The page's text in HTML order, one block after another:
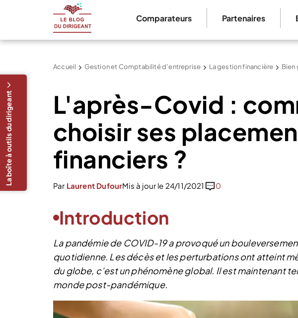
Comparateurs Partenaires
Accueil Gestion et Comptabilité d’entreprise La gestion financière Bien
L'après-Covid :
choisir ses
financiers ?
Par Laurent DufourMis à jour le 24/11/2021 0
Introduction
La pandémie de COVID-19 a provoqué un
quotidienne. Les décès et les perturbations ont atteint
du globe, c’est un phénomène global. Il est maintenant
monde post-pandémique.
La boîte à outils du dirigeant